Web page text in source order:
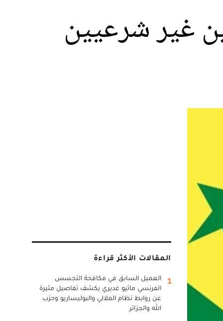
غير شرعيين
المقالات الأكثر قراءة
1
العميل السابق في مكافحة التجسس
الفرنسي ماثيو غديري يكشف تفاصيل مثيرة
عن روابط نظام الملالي والبوليساريو وحزب
الله والجزائر